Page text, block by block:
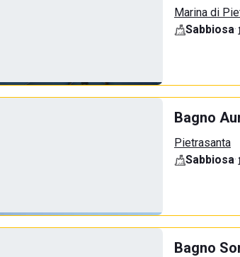
Marina di
Sabbiosa·
Bagno
Pietrasanta
Sabbiosa·
Bagno